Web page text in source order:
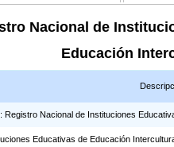
Nacional de
Educación
Registro Nacional de Instituciones
Educativas de Educación